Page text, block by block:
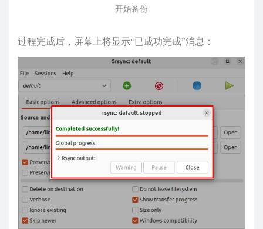
开始备份
过程完成后，屏幕上将显示“已成功完成”消息：